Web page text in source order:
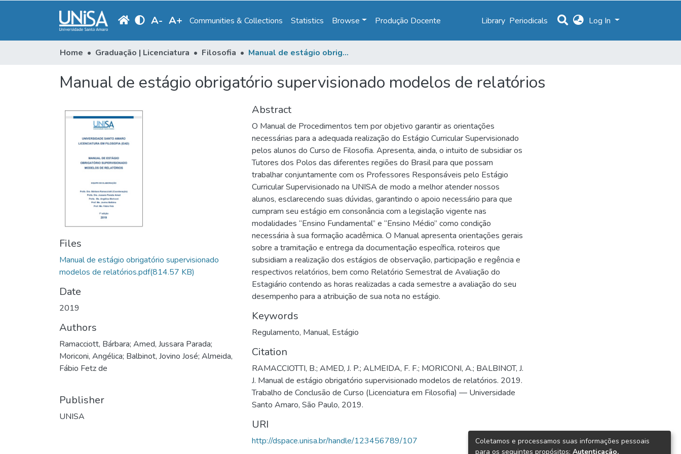
A- A+ Communities & Collections Statistics Browse Produção Docente Library Periodicals Log In
Home Graduação | Licenciatura Filosofia Manual de estágio obrigatório supervisionado modelos de relatórios
Manual de estágio obrigatório supervisionado modelos de relatórios
Files
Manual de estágio obrigatório supervisionado
modelos de relatórios.pdf(814.57 KB)
Date
2019
Authors
Ramacciott, Bárbara; Amed, Jussara Parada;
Moriconi, Angélica; Balbinot, Jovino José; Almeida,
Fábio Fetz de
Publisher
UNISA
Abstract
O Manual de Procedimentos tem por objetivo garantir as orientações
necessárias para a adequada realização do Estágio Curricular Supervisionado
pelos alunos do Curso de Filosofia. Apresenta, ainda, o intuito de subsidiar os
Tutores dos Polos das diferentes regiões do Brasil para que possam
trabalhar conjuntamente com os Professores Responsáveis pelo Estágio
Curricular Supervisionado na UNISA de modo a melhor atender nossos
alunos, esclarecendo suas dúvidas, garantindo o apoio necessário para que
cumpram seu estágio em consonância com a legislação vigente nas
modalidades “Ensino Fundamental” e “Ensino Médio” como condição
necessária à sua formação acadêmica. O Manual apresenta orientações gerais
sobre a tramitação e entrega da documentação específica, roteiros que
subsidiam a realização dos estágios de observação, participação e regência e
respectivos relatórios, bem como Relatório Semestral de Avaliação do
Estagiário contendo as horas realizadas a cada semestre a avaliação do seu
desempenho para a atribuição de sua nota no estágio.
Keywords
Regulamento, Manual, Estágio
Citation
RAMACCIOTTI, B.; AMED, J. P.; ALMEIDA, F. F.; MORICONI, A.; BALBINOT, J.
J. Manual de estágio obrigatório supervisionado modelos de relatórios. 2019.
Trabalho de Conclusão de Curso (Licenciatura em Filosofia) — Universidade
Santo Amaro, São Paulo, 2019.
URI
http://dspace.unisa.br/handle/123456789/107
Coletamos e processamos suas informações pessoais
para os seguintes propósitos: Autenticação,